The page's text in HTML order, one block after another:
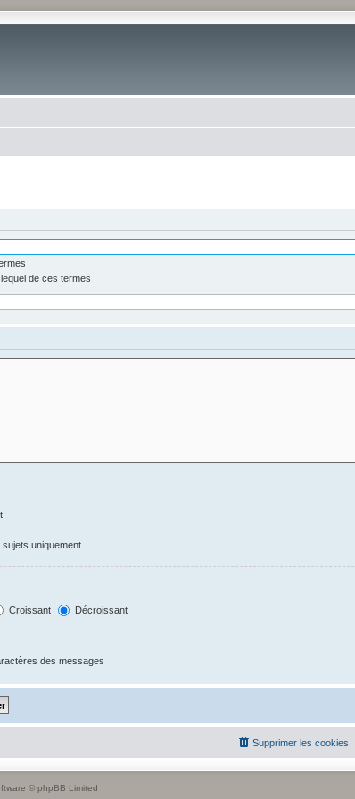
de ces termes
uniquement
Croissant Décroissant
des messages
Supprimer les cookies
© phpBB Limited